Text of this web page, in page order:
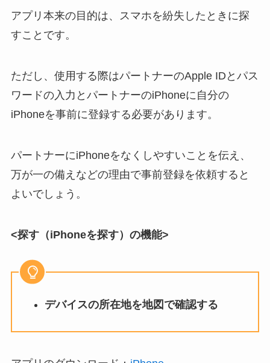
アプリ本来の目的は、スマホを紛失したときに探
すことです。
ただし、使用する際はパートナーのApple IDとパス
ワードの入力とパートナーのiPhoneに自分の
iPhoneを事前に登録する必要があります。
パートナーにiPhoneをなくしやすいことを伝え、
万が一の備えなどの理由で事前登録を依頼すると
よいでしょう。
<探す（iPhoneを探す）の機能>
デバイスの所在地を地図で確認する